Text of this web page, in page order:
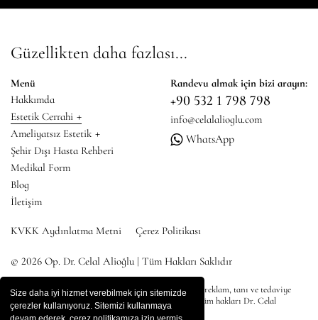
Size daha iyi hizmet verebilmek için sitemizde
çerezler kullanıyoruz. Sitemizi kullanmaya
Güzellikten daha fazlası...
Menü
Hakkımda
Estetik Cerrahi +
Ameliyatsız Estetik +
Şehir Dışı Hasta Rehberi
Medikal Form
Blog
İletişim
Randevu almak için bizi arayın:
+90 532 1 798 798
info@celalalioglu.com
WhatsApp
KVKK Aydınlatma Metni Çerez Politikası
© 2026 Op. Dr. Celal Alioğlu | Tüm Hakları Saklıdır
* Bu sitedeki tüm içerikler bilgilendirme amaçlı olup, reklam, tanı ve tedaviye
yönlendirme amacı taşımamaktadır. Site içeriğinin tüm hakları Dr. Celal
Alioğlu'na aittir.